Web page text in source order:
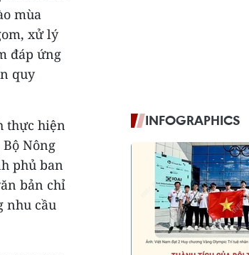
mùa
xử lý
đáp ứng
quy
thực hiện
Nông
phủ ban
bản chỉ
nhu cầu
INFOGRAPHICS